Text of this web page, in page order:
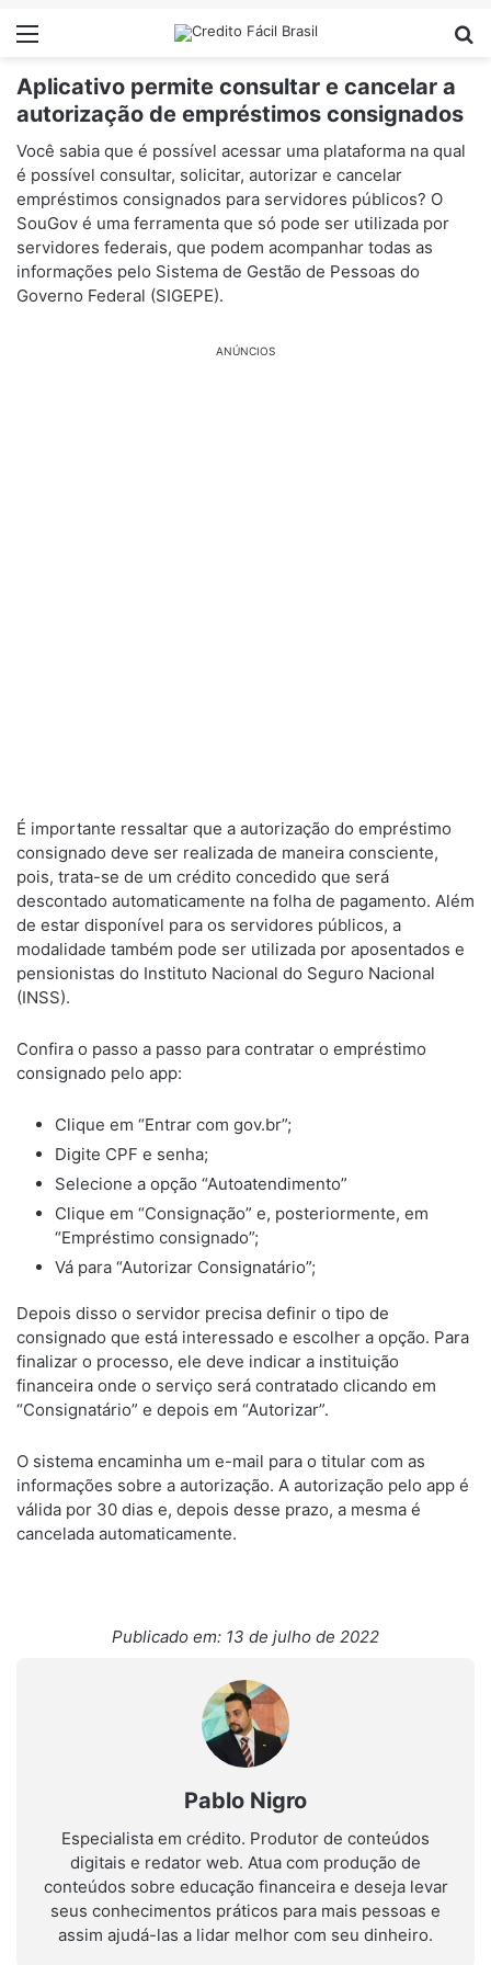
Menu
Aplicativo permite consultar e cancelar a
autorização de empréstimos consignados
Você sabia que é possível acessar uma plataforma na qual
é possível consultar, solicitar, autorizar e cancelar
empréstimos consignados para servidores públicos? O
SouGov é uma ferramenta que só pode ser utilizada por
servidores federais, que podem acompanhar todas as
informações pelo Sistema de Gestão de Pessoas do
Governo Federal (SIGEPE).
ANÚNCIOS
É importante ressaltar que a autorização do empréstimo
consignado deve ser realizada de maneira consciente,
pois, trata-se de um crédito concedido que será
descontado automaticamente na folha de pagamento. Além
de estar disponível para os servidores públicos, a
modalidade também pode ser utilizada por aposentados e
pensionistas do Instituto Nacional do Seguro Nacional
(INSS).
Confira o passo a passo para contratar o empréstimo
consignado pelo app:
Clique em “Entrar com gov.br”;
Digite CPF e senha;
Selecione a opção “Autoatendimento”
Clique em “Consignação” e, posteriormente, em
“Empréstimo consignado”;
Vá para “Autorizar Consignatário”;
Depois disso o servidor precisa definir o tipo de
consignado que está interessado e escolher a opção. Para
finalizar o processo, ele deve indicar a instituição
financeira onde o serviço será contratado clicando em
“Consignatário” e depois em “Autorizar”.
O sistema encaminha um e-mail para o titular com as
informações sobre a autorização. A autorização pelo app é
válida por 30 dias e, depois desse prazo, a mesma é
cancelada automaticamente.
Publicado em: 13 de julho de 2022
Pablo Nigro
Especialista em crédito. Produtor de conteúdos
digitais e redator web. Atua com produção de
conteúdos sobre educação financeira e deseja levar
seus conhecimentos práticos para mais pessoas e
assim ajudá-las a lidar melhor com seu dinheiro.